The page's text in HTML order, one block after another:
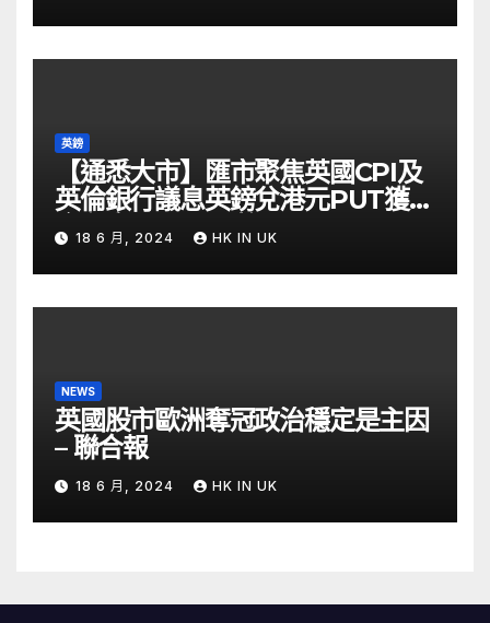
英鎊
【通悉大市】匯市聚焦英國CPI及
英倫銀行議息英鎊兌港元PUT獲資
金留意 – Now 財經
18 6 月, 2024 HK IN UK
NEWS
英國股市歐洲奪冠政治穩定是主因
– 聯合報
18 6 月, 2024 HK IN UK